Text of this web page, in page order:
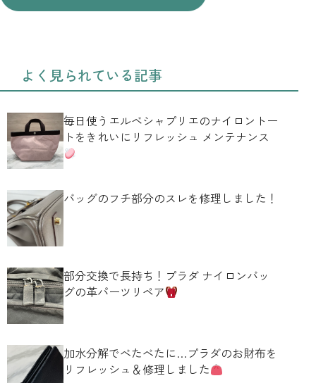
よく見られている記事
毎日使うエルベシャプリエのナイロントー
トをきれいにリフレッシュ メンテナンス
バッグのフチ部分のスレを修理しました！
部分交換で長持ち！プラダ ナイロンバッ
グの革パーツリペア
加水分解でべたべたに…プラダのお財布を
リフレッシュ＆修理しました